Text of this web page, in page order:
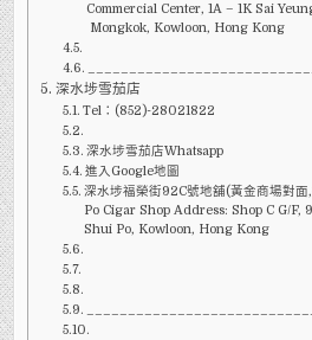
Commercial Center, 1A – 1K Sai
Mongkok, Kowloon, Hong Kong
深水埗雪茄店
Tel：(852)-28021822
深水埗雪茄店Whatsapp
進入Google地圖
深水埗福榮街92C號地舖(黃金商場對
Po Cigar Shop Address: Shop C G/F,
Shui Po, Kowloon, Hong Kong